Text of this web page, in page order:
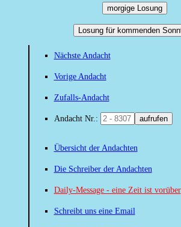
morgige Losung
Losung für kommenden
Nächste Andacht
Vorige Andacht
Zufalls-Andacht
Andacht Nr.: aufrufen
Übersicht der Andachten
Die Schreiber der Andachten
Daily-Message - eine Zeit ist vorüber
Schreibt uns eine Email